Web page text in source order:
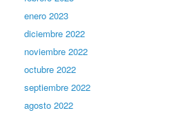
enero 2023
diciembre 2022
noviembre 2022
octubre 2022
septiembre 2022
agosto 2022